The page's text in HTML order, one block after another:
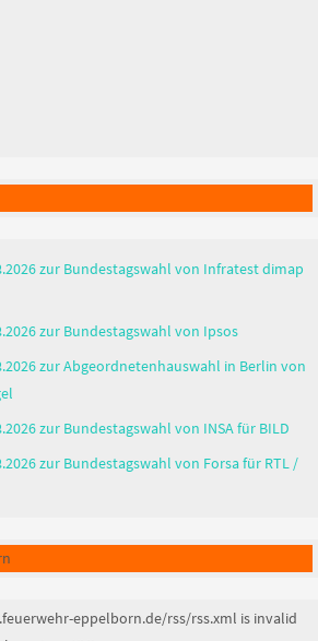
zur Bundestagswahl von Infratest dimap
zur Bundestagswahl von Ipsos
zur Abgeordnetenhauswahl in Berlin von
zur Bundestagswahl von INSA für BILD
zur Bundestagswahl von Forsa für RTL /
eppelborn.de/rss/rss.xml is invalid